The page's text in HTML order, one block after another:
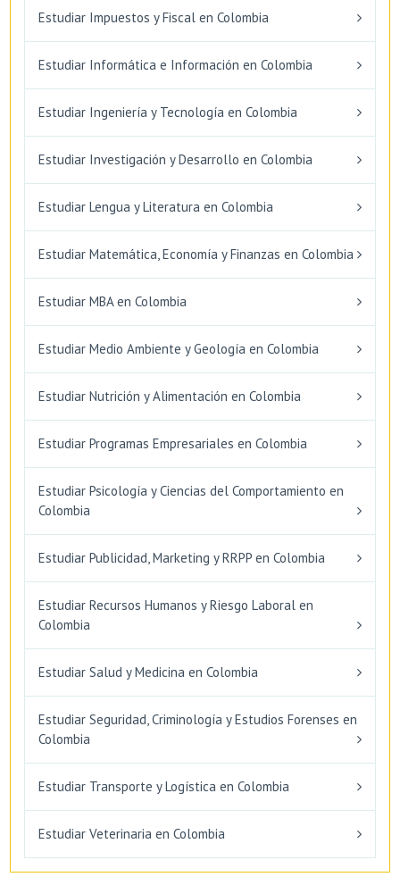
Estudiar Impuestos y Fiscal en Colombia
Estudiar Informática e Información en Colombia
Estudiar Ingeniería y Tecnología en Colombia
Estudiar Investigación y Desarrollo en Colombia
Estudiar Lengua y Literatura en Colombia
Estudiar Matemática, Economía y Finanzas en Colombia
Estudiar MBA en Colombia
Estudiar Medio Ambiente y Geología en Colombia
Estudiar Nutrición y Alimentación en Colombia
Estudiar Programas Empresariales en Colombia
Estudiar Psicología y Ciencias del Comportamiento en
Colombia
Estudiar Publicidad, Marketing y RRPP en Colombia
Estudiar Recursos Humanos y Riesgo Laboral en
Colombia
Estudiar Salud y Medicina en Colombia
Estudiar Seguridad, Criminología y Estudios Forenses en
Colombia
Estudiar Transporte y Logística en Colombia
Estudiar Veterinaria en Colombia